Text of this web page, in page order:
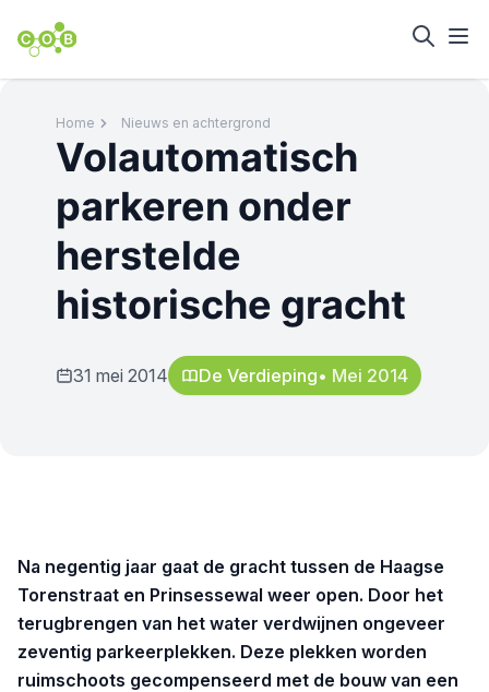
Home Nieuws en achtergrond
Volautomatisch
parkeren onder
herstelde
historische gracht
31 mei 2014 De Verdieping• Mei 2014
Na negentig jaar gaat de gracht tussen de Haagse
Torenstraat en Prinsessewal weer open. Door het
terugbrengen van het water verdwijnen ongeveer
zeventig parkeerplekken. Deze plekken worden
ruimschoots gecompenseerd met de bouw van een